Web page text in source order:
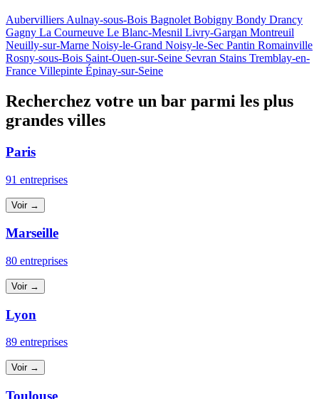
Aubervilliers Aulnay-sous-Bois Bagnolet Bobigny Bondy Drancy
Gagny La Courneuve Le Blanc-Mesnil Livry-Gargan Montreuil
Neuilly-sur-Marne Noisy-le-Grand Noisy-le-Sec Pantin Romainville
Rosny-sous-Bois Saint-Ouen-sur-Seine Sevran Stains Tremblay-en-
France Villepinte Épinay-sur-Seine
Recherchez votre un bar parmi les plus
grandes villes
Paris
91 entreprises
Voir →
Marseille
80 entreprises
Voir →
Lyon
89 entreprises
Voir →
Toulouse